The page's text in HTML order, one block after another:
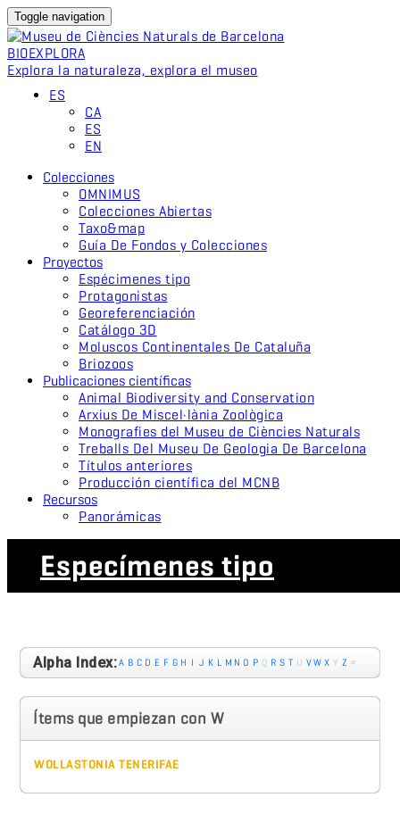
Toggle navigation
BIOEXPLORA
Explora la naturaleza, explora el museo
ES
CA
ES
EN
Colecciones
OMNIMUS
Colecciones Abiertas
Taxo&map
Guía De Fondos y Colecciones
Proyectos
Espécimenes tipo
Protagonistas
Georeferenciación
Catálogo 3D
Moluscos Continentales De Cataluña
Briozoos
Publicaciones científicas
Animal Biodiversity and Conservation
Arxius De Miscel·lània Zoològica
Monografies del Museu de Ciències Naturals
Treballs Del Museu De Geologia De Barcelona
Títulos anteriores
Producción científica del MCNB
Recursos
Panorámicas
Especímenes tipo
Alpha Index:A B C D E F G H I J K L M N O P Q R S T U VW X Y Z #
Ítems que empiezan con W
WOLLASTONIA TENERIFAE